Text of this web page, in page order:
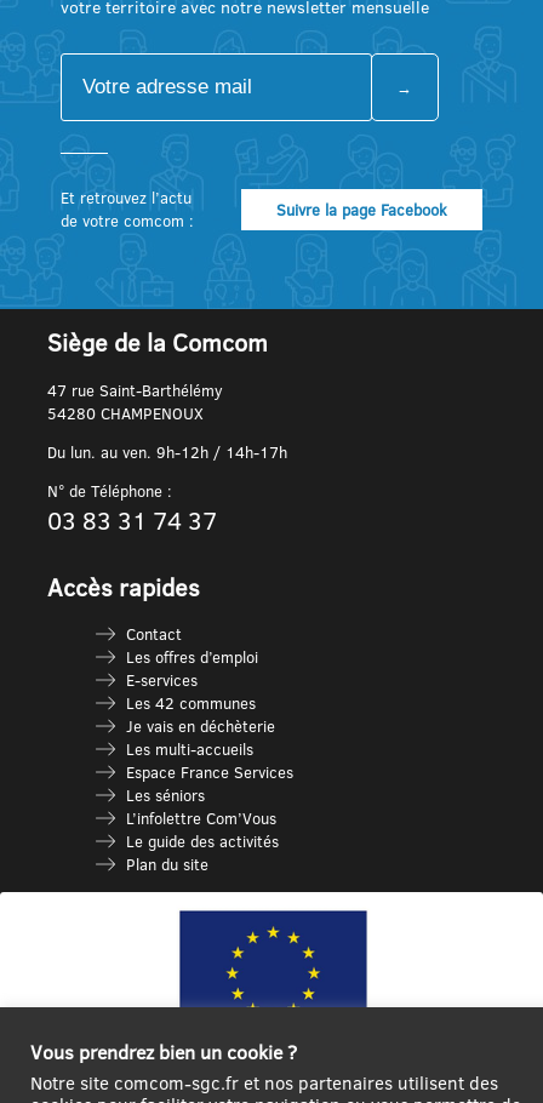
votre territoire avec notre newsletter mensuelle
Et retrouvez l’actu
de votre comcom :
Suivre la page Facebook
Siège de la Comcom
47 rue Saint-Barthélémy
54280 CHAMPENOUX
Du lun. au ven. 9h-12h / 14h-17h
N° de Téléphone :
03 83 31 74 37
Accès rapides
Contact
Les offres d’emploi
E-services
Les 42 communes
Je vais en déchèterie
Les multi-accueils
Espace France Services
Les séniors
L’infolettre Com’Vous
Le guide des activités
Plan du site
Vous prendrez bien un cookie ?
Notre site comcom-sgc.fr et nos partenaires utilisent des